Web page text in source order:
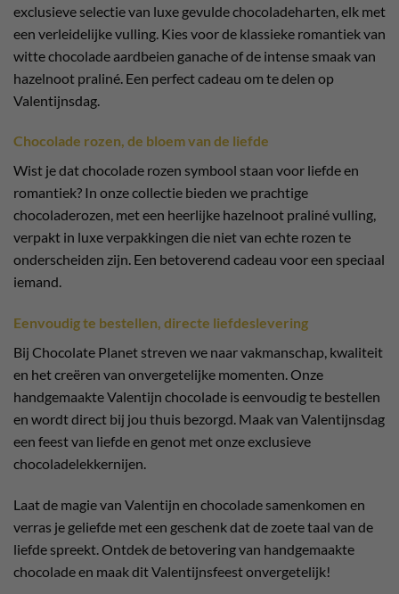
exclusieve selectie van luxe gevulde chocoladeharten, elk met
een verleidelijke vulling. Kies voor de klassieke romantiek van
witte chocolade aardbeien ganache of de intense smaak van
hazelnoot praliné. Een perfect cadeau om te delen op
Valentijnsdag.
Chocolade rozen, de bloem van de liefde
Wist je dat chocolade rozen symbool staan voor liefde en
romantiek? In onze collectie bieden we prachtige
chocoladerozen, met een heerlijke hazelnoot praliné vulling,
verpakt in luxe verpakkingen die niet van echte rozen te
onderscheiden zijn. Een betoverend cadeau voor een speciaal
iemand.
Eenvoudig te bestellen, directe liefdeslevering
Bij Chocolate Planet streven we naar vakmanschap, kwaliteit
en het creëren van onvergetelijke momenten. Onze
handgemaakte Valentijn chocolade is eenvoudig te bestellen
en wordt direct bij jou thuis bezorgd. Maak van Valentijnsdag
een feest van liefde en genot met onze exclusieve
chocoladelekkernijen.
Laat de magie van Valentijn en chocolade samenkomen en
verras je geliefde met een geschenk dat de zoete taal van de
liefde spreekt. Ontdek de betovering van handgemaakte
chocolade en maak dit Valentijnsfeest onvergetelijk!